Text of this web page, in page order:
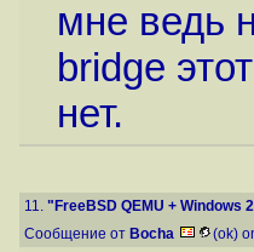
мне ведь
bridge
нет.
11. "FreeBSD QEMU + Windows
Сообщение от Bocha (ok)